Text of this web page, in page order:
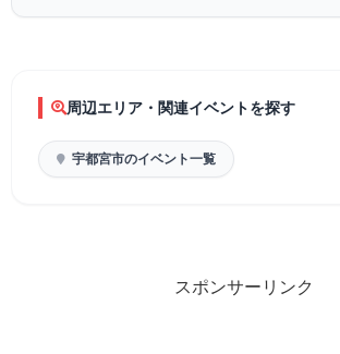
周辺エリア・関連イベントを探す
宇都宮市のイベント一覧
スポンサーリンク